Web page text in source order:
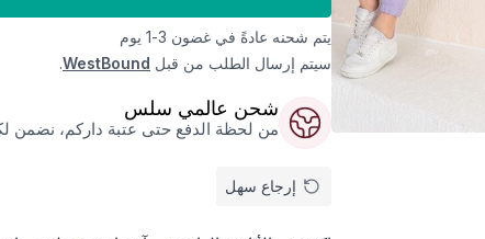
يتم شحنه عادةً في غضون 3-1 يوم
سيتم إرسال الطلب من قبل WestBound
.
شحن عالمي سلس
من لحظة الدفع حتى عتبة داركم، نضمن
إرجاع سهل